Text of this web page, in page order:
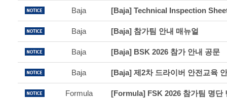
Baja [Baja] Technical Inspection
Baja [Baja] 참가팀 안내 매뉴얼
Baja [Baja] BSK 2026 참가 안내 공문
Baja [Baja] 제2차 드라이버 안전교육
Formula [Formula] FSK 2026 참가팀 명단